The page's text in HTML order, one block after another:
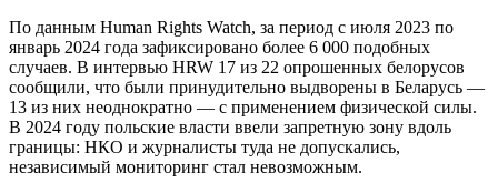
По данным Human Rights Watch, за период с июля 2023 по
январь 2024 года зафиксировано более 6 000 подобных
случаев. В интервью HRW 17 из 22 опрошенных белорусов
сообщили, что были принудительно выдворены в Беларусь —
13 из них неоднократно — с применением физической силы.
В 2024 году польские власти ввели запретную зону вдоль
границы: НКО и журналисты туда не допускались,
независимый мониторинг стал невозможным.